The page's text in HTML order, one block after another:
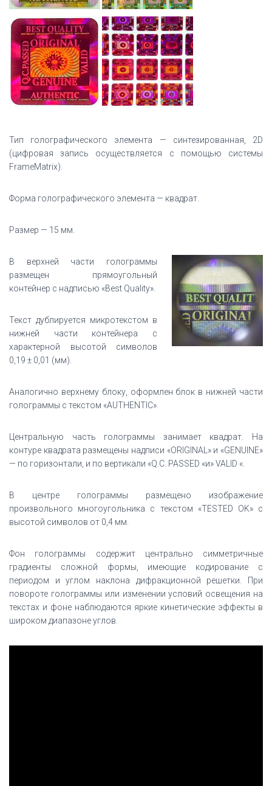
Тип голографического элемента — синтезированная, 2D
(цифровая запись осуществляется с помощью системы
FrameMatrix).
Форма голографического элемента — квадрат.
Размер — 15 мм.
В верхней части голограммы
размещен прямоугольный
контейнер с надписью «Best Quality».
Текст дублируется микротекстом в
нижней части контейнера с
характерной высотой символов
0,19 ± 0,01 (мм).
Аналогично верхнему блоку, оформлен блок в нижней части
голограммы с текстом «AUTHENTIC».
Центральную часть голограммы занимает квадрат. На
контуре квадрата размещены надписи «ORIGINAL» и «GENUINE»
— по горизонтали, и по вертикали «Q.C. PASSED «и» VALID «.
В центре голограммы размещено изображение
произвольного многоугольника с текстом «TESTED OK» с
высотой символов от 0,4 мм.
Фон голограммы содержит центрально симметричные
градиенты сложной формы, имеющие кодирование с
периодом и углом наклона дифракционной решетки. При
повороте голограммы или изменении условий освещения на
текстах и ​​фоне наблюдаются яркие кинетические эффекты в
широком диапазоне углов.